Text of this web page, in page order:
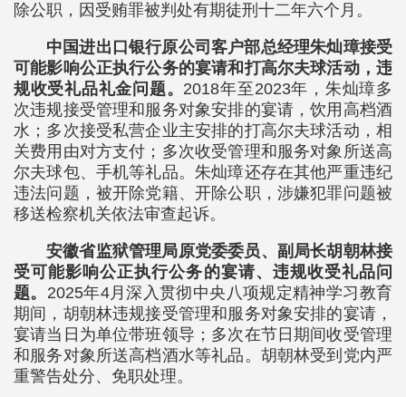
除公职，因受贿罪被判处有期徒刑十二年六个月。
中国进出口银行原公司客户部总经理朱灿璋接受
可能影响公正执行公务的宴请和打高尔夫球活动，违
规收受礼品礼金问题。 2018年至2023年，朱灿璋多
次违规接受管理和服务对象安排的宴请，饮用高档酒
水；多次接受私营企业主安排的打高尔夫球活动，相
关费用由对方支付；多次收受管理和服务对象所送高
尔夫球包、手机等礼品。朱灿璋还存在其他严重违纪
违法问题，被开除党籍、开除公职，涉嫌犯罪问题被
移送检察机关依法审查起诉。
安徽省监狱管理局原党委委员、副局长胡朝林接
受可能影响公正执行公务的宴请、违规收受礼品问
题。 2025年4月深入贯彻中央八项规定精神学习教育
期间，胡朝林违规接受管理和服务对象安排的宴请，
宴请当日为单位带班领导；多次在节日期间收受管理
和服务对象所送高档酒水等礼品。胡朝林受到党内严
重警告处分、免职处理。